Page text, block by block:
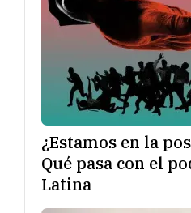
¿Estamos en la
Qué pasa con el
Latina